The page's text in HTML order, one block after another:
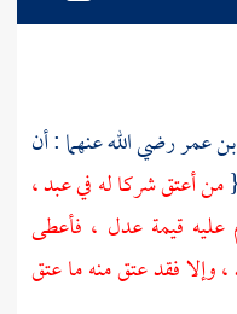
عمررضي الله عنهما : أن
{من أعتق شركا له في عبد ،
عليه قيمة عدل ، فأعطى
فقد عتق منه ما عتق